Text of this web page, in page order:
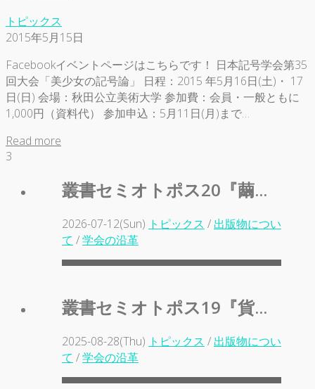
トピックス
2015年5月15日
Facebookイベントページはこちらです！ 日本記号学会第35
回大会「美少女の記号論」 日程：2015 年5月16日(土)・ 17
日(日) 会場：秋田公立美術大学 参加費：会員・一般ともに
1,000円（資料代） 参加申込：5月11日(月)まで…
Read more
3
叢書セミオトポス20『繭...
2026-07-12(Sun) トピックス / 出版物につい
て /学会の沿革
叢書セミオトポス19『貨...
2025-08-28(Thu) トピックス / 出版物につい
て /学会の沿革